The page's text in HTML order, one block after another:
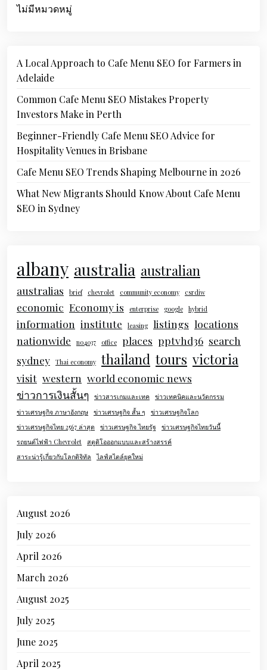
ไม่มีหมวดหมู่
A Local Approach to Cafe Menu SEO for Farmers in
Adelaide
Common Cafe Menu SEO Mistakes Property
Investors Make in Perth
Beginner-Friendly Cafe Menu SEO Advice for
Hospitality Venues in Brisbane
Cafe Menu SEO Trends Shaping Melbourne in 2026
What New Migrants Should Know About Cafe Menu
SEO in Sydney
albany australia australian
australias brief chevrolet community economy csrdiw
economic Economy is enterprise google hybrid
information institute leasing listings locations
nationwide
no4037 office places pptvhd36 search
sydney Thai economy thailand tours victoria
visit western world economic news
ข่าวการเงินสั้นๆ ข่าวสารเกมและเทค ข่าวเทคนิคและนวัตกรรม
ข่าวเศรษฐกิจ ภาษาอังกฤษ ข่าวเศรษฐกิจ สั้น ๆ
ข่าวเศรษฐกิจโลก
ข่าวเศรษฐกิจไทย 2567 ล่าสุด
ข่าวเศรษฐกิจ ไทยรัฐ ข่าวเศรษฐกิจไทยวันนี้
รถยนต์ไฟฟ้า Chevrolet สตูดิโอออกแบบและสร้างสรรค์
สาระน่ารู้เกี่ยวกับโลกดิจิทัล
ไลฟ์สไตล์ยุคใหม่
August 2026
July 2026
April 2026
March 2026
August 2025
July 2025
June 2025
April 2025